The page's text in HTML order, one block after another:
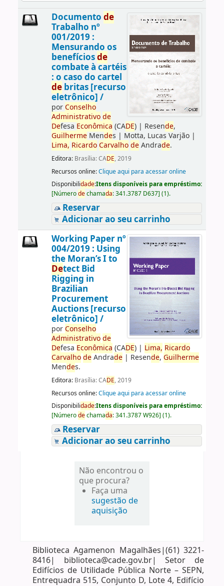
Documento de
Trabalho nº
001/2019 :
Mensurando os
benefíciosde
combate à cartéis
: o caso do cartel
debritas [recurso
eletrônico] /
porConselho
Administrativo de
Defesa Econômica (CADE)| Resende,
GuilhermeMendes | Motta, Lucas Varjão|
Lima, Ricardo Carvalho deAndrade.
Editora: Brasília: CADE, 2019
Recursos online:Clique aqui para acessar online
Disponibilidade:Itens disponíveis para empréstimo:
[Númerodechamada:341.3787 D637] (1).
Reservar
Adicionar ao seu carrinho
Working Paper nº
004/2019 : Using
the Moran’s I to
Detect Bid
Rigging in
Brazilian
Procurement
Auctions [recurso
eletrônico] /
porConselho
Administrativo de
Defesa Econômica (CADE)| Lima, Ricardo
Carvalho deAndrade| Resende, Guilherme
Mendes.
Editora: Brasília: CADE, 2019
Recursos online:Clique aqui para acessar online
Disponibilidade:Itens disponíveis para empréstimo:
[Númerodechamada:341.3787 W926] (1).
Reservar
Adicionar ao seu carrinho
Não encontrou o
que procura?
Faça uma
sugestão de
aquisição
Biblioteca Agamenon Magalhães|(61) 3221-
8416| biblioteca@cade.gov.br| Setor de
Edifícios de Utilidade Pública Norte – SEPN,
Entrequadra 515, Conjunto D, Lote 4, Edifício